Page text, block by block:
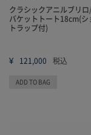
クラシックアニルブリ
バケットトート18cm(シ
トラップ付)
¥ 121,000 税込
ADD TO BAG